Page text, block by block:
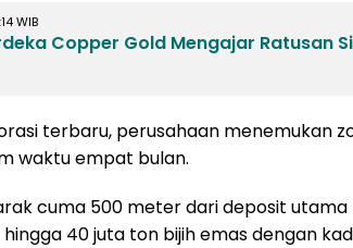
WIB
Copper Gold Mengajar Ratusan
terbaru, perusahaan menemukan
waktu empat bulan.
cuma 500 meter dari deposit utama
40 juta ton bijih emas dengan